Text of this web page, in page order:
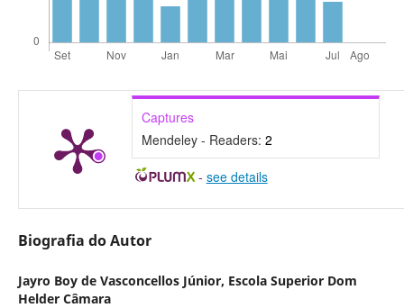
Captures
Mendeley - Readers: 2
- see details
Biografia do Autor
Jayro Boy de Vasconcellos Júnior, Escola Superior Dom
Helder Câmara